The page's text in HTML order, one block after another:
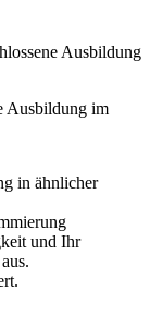
Ausbildung
Ausbildung im
in ähnlicher
und Ihr